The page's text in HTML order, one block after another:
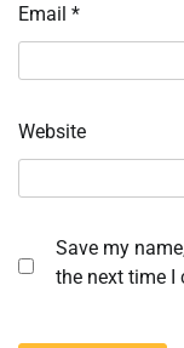
Email *
Website
Save my
the next time I